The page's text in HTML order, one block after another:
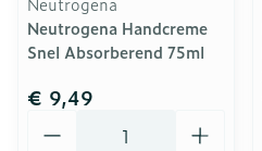
Neutrogena Handcreme
Snel Absorberend 75ml
€ 9,49